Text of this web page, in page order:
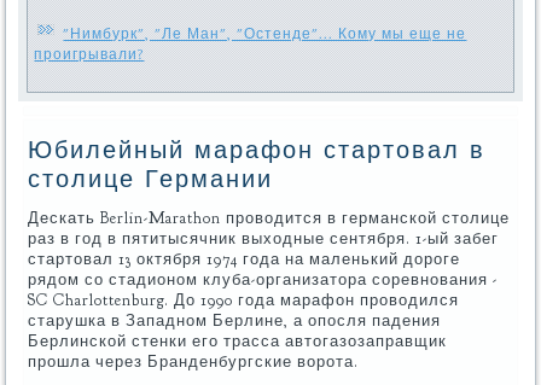
"Нимбурк", "Ле Ман", "Остенде"... Кому мы еще не
проигрывали?
Юбилейный марафон стартовал в
столице Германии
Дескать Berlin-Marathon проводится в германской столице
раз в год в пятитысячник выходные сентября. 1-ый забег
стартовал 13 октября 1974 года на маленький дороге
рядом со стадионом клуба-организатора соревнования -
SC Charlottenburg. До 1990 года марафон проводился
старушка в Западном Берлине, а опосля падения
Берлинской стенки его трасса автогазозаправщик
прошла через Бранденбургские ворота.